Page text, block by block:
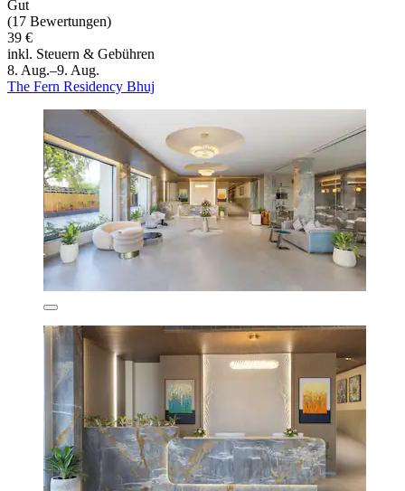
Gut
(17 Bewertungen)
39 €
inkl. Steuern & Gebühren
8. Aug.–9. Aug.
The Fern Residency Bhuj